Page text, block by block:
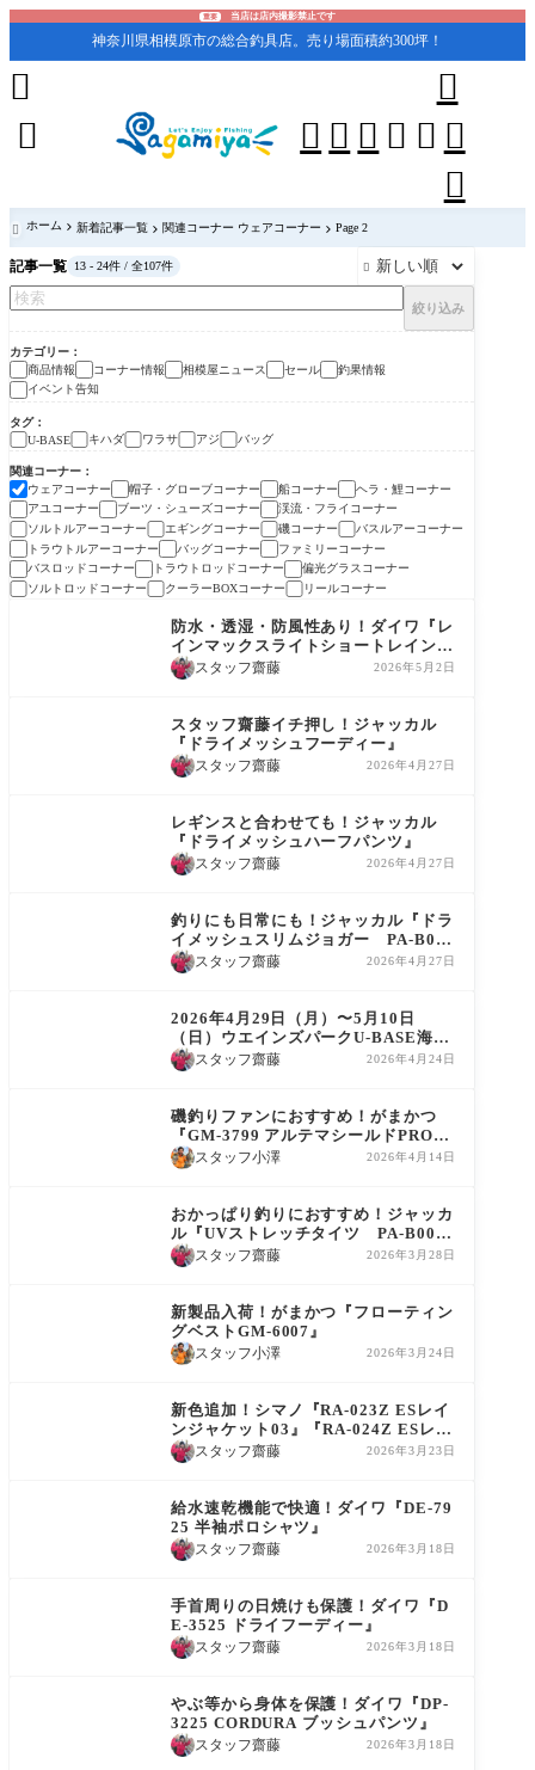
重要 当店は店内撮影禁止です
神奈川県相模原市の総合釣具店。売り場面積約300坪！
    





 ホーム 新着記事一覧 関連コーナー ウェアコーナー Page 2
記事一覧 13 - 24件 / 全107件 
絞り込み
カテゴリー
商品情報
コーナー情報 相模屋ニュース セール
釣果情報
イベント告知
タグ
U-BASE
キハダ ワラサ アジ バッグ
関連コーナー
ウェアコーナー
帽子・グローブコーナー 船コーナー
ヘラ・鯉コーナー
アユコーナー
ブーツ・シューズコーナー
渓流・フライコーナー
ソルトルアーコーナー
エギングコーナー 磯コーナー
バスルアーコーナー
トラウトルアーコーナー
バッグコーナー
ファミリーコーナー
バスロッドコーナー
トラウトロッドコーナー
偏光グラスコーナー
ソルトロッドコーナー
クーラーBOXコーナー リールコーナー
商品情報
防水・透湿・防風性あり！ダイワ『レ
インマックスライトショートレインパ
ンツ DR-3726P』
スタッフ齋藤 2026年5月2日
スタッフ齋藤イチ押し！ジャッカル
『ドライメッシュフーディー』
スタッフ齋藤 2026年4月27日
レギンスと合わせても！ジャッカル
『ドライメッシュハーフパンツ』
スタッフ齋藤 2026年4月27日
釣りにも日常にも！ジャッカル『ドラ
イメッシュスリムジョガー PA-B00
1』スタッフ齋藤 2026年4月27日
2026年4月29日（月）〜5月10日
（日）ウエインズパークU-BASE海老
名GWストリームトレイルポップアッ
プストア
スタッフ齋藤 2026年4月24日
磯釣りファンにおすすめ！がまかつ
『GM-3799 アルテマシールドPROレ
インスーツ』
スタッフ小澤 2026年4月14日
おかっぱり釣りにおすすめ！ジャッカ
ル『UVストレッチタイツ PA-B00
3』スタッフ齋藤 2026年3月28日
新製品入荷！がまかつ『フローティン
グベストGM-6007』
スタッフ小澤 2026年3月24日
新色追加！シマノ『RA-023Z ESレイ
ンジャケット03』『RA-024Z ESレイ
ンパンツ』
スタッフ齋藤 2026年3月23日
給水速乾機能で快適！ダイワ『DE-79
25 半袖ポロシャツ』
スタッフ齋藤 2026年3月18日
手首周りの日焼けも保護！ダイワ『D
E-3525 ドライフーディー』
スタッフ齋藤 2026年3月18日
やぶ等から身体を保護！ダイワ『DP-
3225 CORDURA ブッシュパンツ』
スタッフ齋藤 2026年3月18日